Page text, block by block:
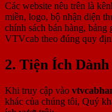
Các website nêu trên là
miền, logo, bộ nhận diện
chính sách bán hàng, bảng
VTVcab theo đúng quy
2. Tiện Ích
Khi truy cập vào
khác của chúng tôi, Quý